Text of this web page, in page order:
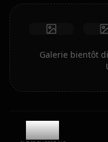
Galerie bientôt
9.7k